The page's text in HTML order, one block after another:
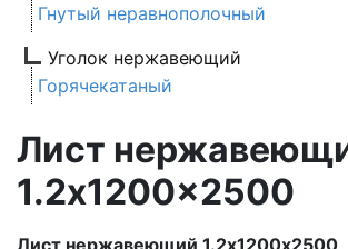
Гнутый неравнополочный
Уголок нержавеющий
Горячекатаный
Лист
1.2x1200x2500
Лист нержавеющий 1.2х1200х2500